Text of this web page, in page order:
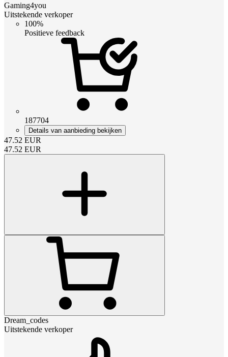
Gaming4you
Uitstekende verkoper
100%
Positieve feedback
187704
Details van aanbieding bekijken
47.52 EUR
47.52 EUR
Dream_codes
Uitstekende verkoper